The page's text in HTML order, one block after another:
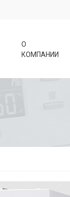
О
КОМПАНИИ